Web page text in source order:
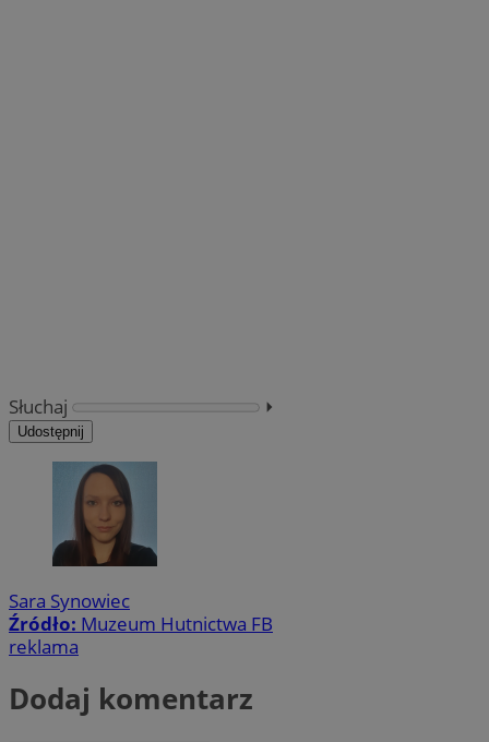
Słuchaj ⏵︎
Udostępnij
Sara Synowiec
Źródło: Muzeum Hutnictwa FB
reklama
Dodaj komentarz